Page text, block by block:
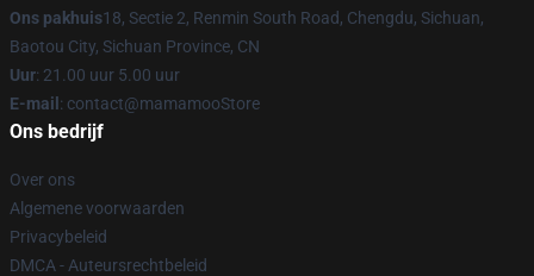
Ons pakhuis18, Sectie 2, Renmin South Road, Chengdu, Sichuan,
Baotou City, Sichuan Province, CN
Uur: 21.00 uur 5.00 uur
E-mail : contact@mamamooStore
Ons bedrijf
Over ons
Algemene voorwaarden
Privacybeleid
DMCA - Auteursrechtbeleid